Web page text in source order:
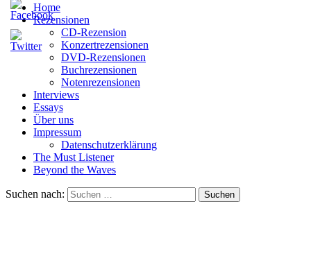
Home
Rezensionen
CD-Rezension
Konzertrezensionen
DVD-Rezensionen
Buchrezensionen
Notenrezensionen
Interviews
Essays
Über uns
Impressum
Datenschutzerklärung
The Must Listener
Beyond the Waves
Suchen nach: